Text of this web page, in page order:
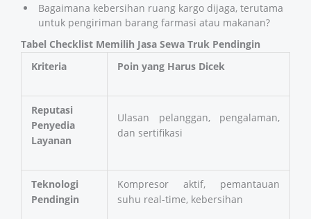
Bagaimana kebersihan ruang kargo dijaga, terutama
untuk pengiriman barang farmasi atau makanan?
Tabel Checklist Memilih Jasa Sewa Truk Pendingin
Kriteria
Poin yang Harus Dicek
Reputasi
Penyedia
Layanan
Ulasan pelanggan, pengalaman,
dan sertifikasi
Teknologi
Pendingin
Kompresor aktif, pemantauan
suhu real-time, kebersihan